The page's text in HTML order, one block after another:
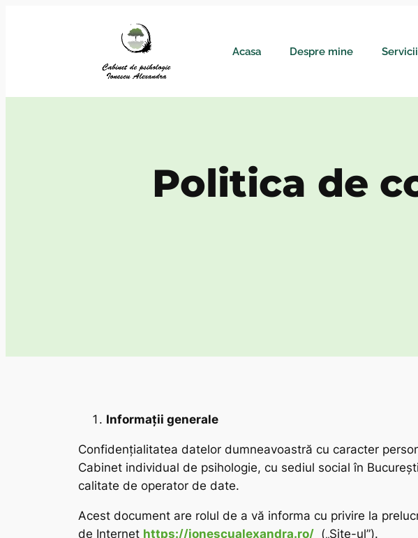
Acasa Despre mine
Politica de
Informații generale
Confidențialitatea datelor dumneavoastră cu caracter
Cabinet individual de psihologie, cu sediul social în
calitate de operator de date.
Acest document are rolul de a vă informa cu privire la
de Internet https://ionescualexandra.ro/ („Site-ul”).